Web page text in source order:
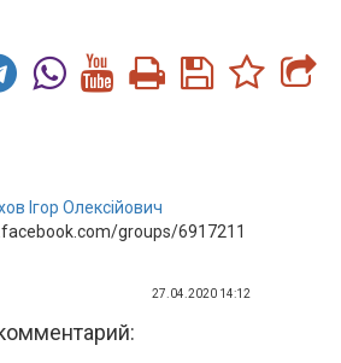
Ігор Олексійович
groups/6917211
27.04.2020 14:12